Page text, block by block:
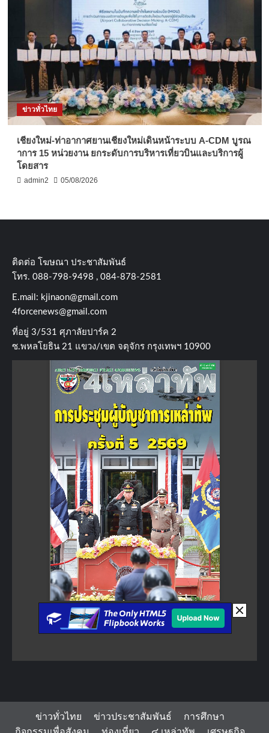
ข่าวทั่วไทย
เชียงใหม่-ท่าอากาศยานเชียงใหม่เดินหน้าระบบ A-CDM บูรณ
าการ 15 หน่วยงาน ยกระดับการบริหารเที่ยวบินและบริการผู้
โดยสาร
admin2 05/08/2026
ติดต่อ​ โฆษณา​ ประชาสัมพันธ์
โทร​. 088-798-9498 , 084-878-2581
E.mail: kjinaon@gmail.com
4forcenews@gmail.com
ที่อยู่​ 3/531​ ศุภาลัยปาร์ค​ 2
ซ.พหลโยธิน​ 21​ แขวง/เขต​ จตุจักร​ กรุงเทพฯ 10900
ข่าวทั่วไทย ข่าวประชาสัมพันธ์
การศึกษา